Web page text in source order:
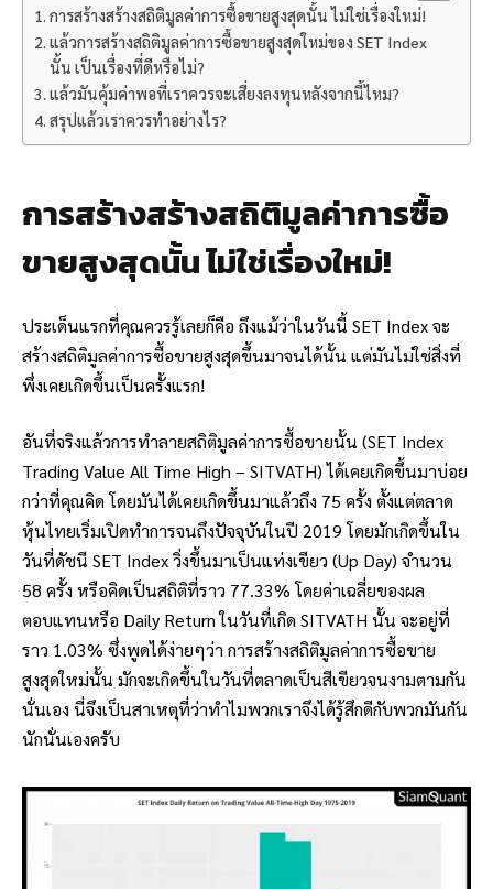
การสร้างสร้างสถิติมูลค่าการซื้อขายสูงสุดนั้น ไม่ใช่เรื่องใหม่!
แล้วการสร้างสถิติมูลค่าการซื้อขายสูงสุดใหม่ของ SET Index
นั้น เป็นเรื่องที่ดีหรือไม่?
แล้วมันคุ้มค่าพอที่เราควรจะเสี่ยงลงทุนหลังจากนี้ไหม?
สรุปแล้วเราควรทำอย่างไร?
การสร้างสร้างสถิติมูลค่าการซื้อ
ขายสูงสุดนั้น ไม่ใช่เรื่องใหม่!
ประเด็นแรกที่คุณควรรู้เลยก็คือ ถึงแม้ว่าในวันนี้ SET Index จะ
สร้างสถิติมูลค่าการซื้อขายสูงสุดขึ้นมาจนได้นั้น แต่มันไม่ใช่สิ่งที่
พึ่งเคยเกิดขึ้นเป็นครั้งแรก!
อันที่จริงแล้วการทำลายสถิติมูลค่าการซื้อขายนั้น (SET Index
Trading Value All Time High – SITVATH) ได้เคยเกิดขึ้นมาบ่อย
กว่าที่คุณคิด โดยมันได้เคยเกิดขึ้นมาแล้วถึง 75 ครั้ง ตั้งแต่ตลาด
หุ้นไทยเริ่มเปิดทำการจนถึงปัจจุบันในปี 2019 โดยมักเกิดขึ้นใน
วันที่ดัชนี SET Index วิ่งขึ้นมาเป็นแท่งเขียว (Up Day) จำนวน
58 ครั้ง หรือคิดเป็นสถิติที่ราว 77.33% โดยค่าเฉลี่ยของผล
ตอบแทนหรือ Daily Return ในวันที่เกิด SITVATH นั้น จะอยู่ที่
ราว 1.03% ซึ่งพูดได้ง่ายๆว่า การสร้างสถิติมูลค่าการซื้อขาย
สูงสุดใหม่นั้น มักจะเกิดขึ้นในวันที่ตลาดเป็นสีเขียวจนงามตามกัน
นั่นเอง นี่จึงเป็นสาเหตุที่ว่าทำไมพวกเราจึงได้รู้สึกดีกับพวกมันกัน
นักนั่นเองครับ